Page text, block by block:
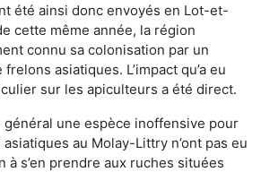
été ainsi donc envoyés en Lot-et-
cette même année, la région
connu sa colonisation par un
asiatiques. L’impact qu’a eu
sur les apiculteurs a été direct.
général une espèce inoffensive pour
au Molay-Littry n’ont pas eu
à s’en prendre aux ruches situées